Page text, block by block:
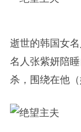
逝世的韩国女
名人张紫妍陪
杀，围绕在他